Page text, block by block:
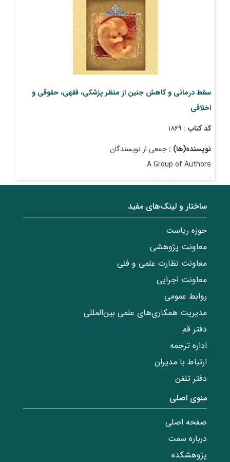
سقط درمانی و کاهش جنین از منظر پزشکی، فقهی، حقوقی و
اخلاقی
کد کتاب : ۱۸۶۹
نویسنده(ها) : جمعی از نویسندگان
A Group of Authors
قیمت: ۱۸۰٬۰۰۰ ریال
ساختار‌‌ و‌‌ لینک‌های مفید
حوزه ریاست
معاونت پژوهشی
معاونت نظارت علمی و فنی
معاونت اجرایی
روابط عمومی
مدیریت همکاری‌های علمی بین‌المللی
دفتر قم
اداره ترجمه
ارتباط با مدیران
دفتر تلفن
منوی اصلی
صفحه اصلی
درباره سمت
پژوهشکده